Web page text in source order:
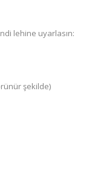
lehine uyarlasın:
şekilde)